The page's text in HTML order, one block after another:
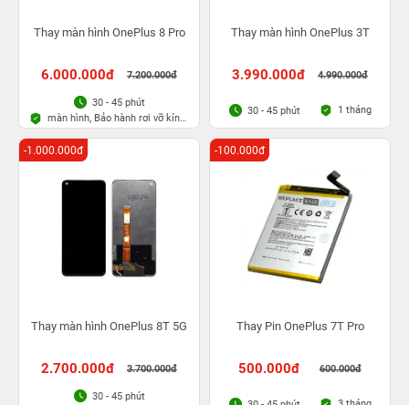
Thay màn hình OnePlus 8 Pro
6.000.000đ 7.200.000đ
30 - 45 phút
màn hình, Bảo hành rơi vỡ kính
1 lần trong 3 tháng
Thay màn hình OnePlus 3T
3.990.000đ 4.990.000đ
30 - 45 phút 1 tháng
Thay màn hình OnePlus 8T 5G
2.700.000đ 3.700.000đ
-1.000.000đ
30 - 45 phút
Thay Pin OnePlus 7T Pro
500.000đ 600.000đ
-100.000đ